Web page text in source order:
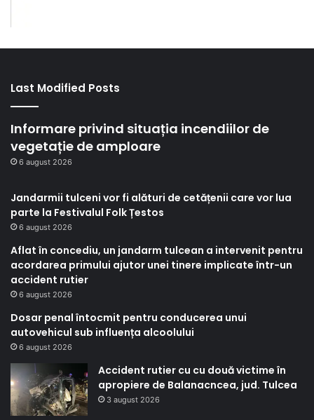
Last Modified Posts
Informare privind situația incendiilor de
vegetație de amploare
6 august 2026
Jandarmii tulceni vor fi alături de cetățenii care vor lua
parte la Festivalul Folk Țestos
6 august 2026
Aflat în concediu, un jandarm tulcean a intervenit pentru
acordarea primului ajutor unei tinere implicate într-un
accident rutier
6 august 2026
Dosar penal întocmit pentru conducerea unui
autovehicul sub influența alcoolului
6 august 2026
Accident rutier cu cu două victime în
apropiere de Balanacncea, jud. Tulcea
3 august 2026